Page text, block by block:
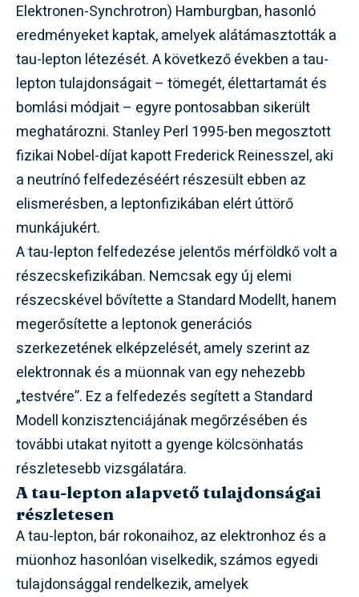
Elektronen-Synchrotron) Hamburgban, hasonló
eredményeket kaptak, amelyek alátámasztották a
tau-lepton létezését. A következő években a tau-
lepton tulajdonságait – tömegét, élettartamát és
bomlási módjait – egyre pontosabban sikerült
meghatározni. Stanley Perl 1995-ben megosztott
fizikai Nobel-díjat kapott Frederick Reinesszel, aki
a neutrínó felfedezéséért részesült ebben az
elismerésben, a leptonfizikában elért úttörő
munkájukért.
A tau-lepton felfedezése jelentős mérföldkő volt a
részecskefizikában. Nemcsak egy új elemi
részecskével bővítette a Standard Modellt, hanem
megerősítette a leptonok generációs
szerkezetének elképzelését, amely szerint az
elektronnak és a müonnak van egy nehezebb
„testvére”. Ez a felfedezés segített a Standard
Modell konzisztenciájának megőrzésében és
további utakat nyitott a gyenge kölcsönhatás
részletesebb vizsgálatára.
A tau-lepton alapvető tulajdonságai
részletesen
A tau-lepton, bár rokonaihoz, az elektronhoz és a
müonhoz hasonlóan viselkedik, számos egyedi
tulajdonsággal rendelkezik, amelyek